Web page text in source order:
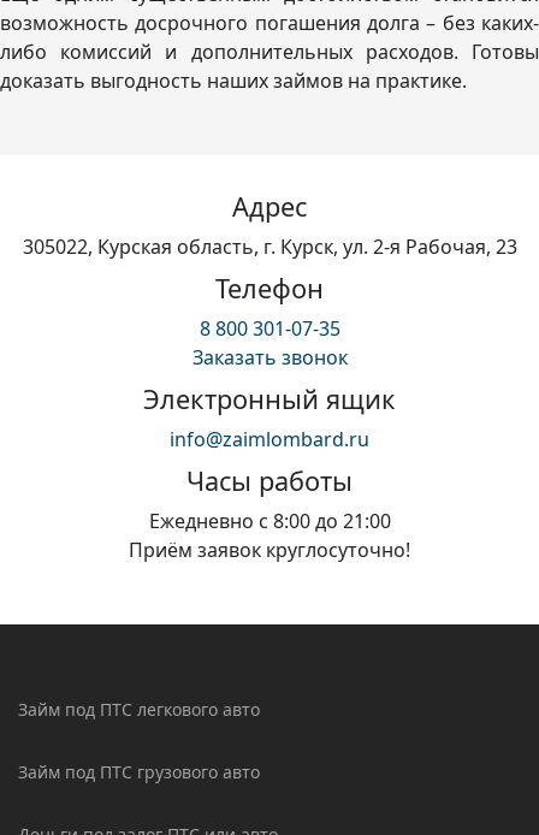
возможность досрочного погашения долга – без каких-
либо комиссий и дополнительных расходов. Готовы
доказать выгодность наших займов на практике.
Адрес
305022, Курская область, г. Курск, ул. 2-я Рабочая, 23
Телефон
8 800 301-07-35
Заказать звонок
Электронный ящик
info@zaimlombard.ru
Часы работы
Ежедневно с 8:00 до 21:00
Приём заявок круглосуточно!
Займ под ПТС легкового авто
Займ под ПТС грузового авто